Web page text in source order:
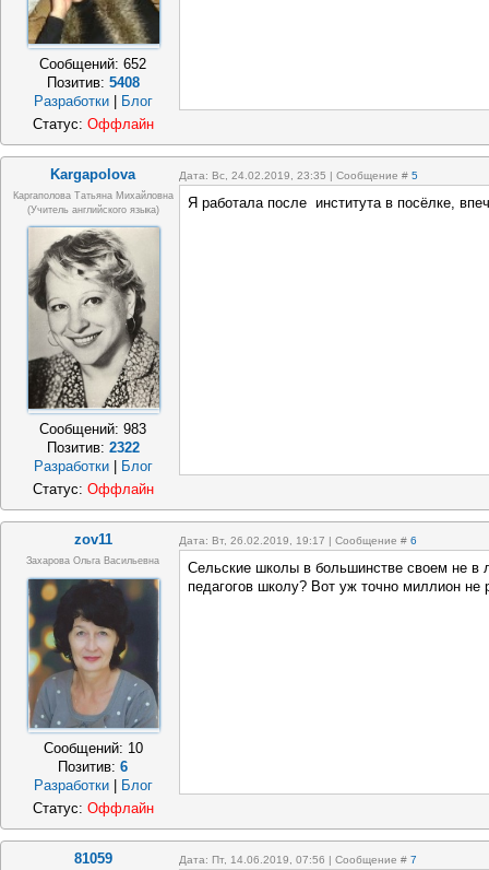
Сообщений:652
Позитив: 5408
Разработки
Блог
Статус: Оффлайн
Kargapolova Дата: Вс, 24.02.2019, 23:35 | Сообщение # 5
Каргаполова Татьяна Михайловна
(учитель английского языка)
Сообщений:983
Позитив: 2322
Разработки
Блог
Я работала после института в посёлке,
Статус: Оффлайн
zov11 Дата: Вт, 26.02.2019, 19:17 | Сообщение # 6
Захарова Ольга Васильевна
Сообщений: 10
Позитив:6
Разработки
Блог
Сельские школы в большинстве своем не в
педагогов школу? Вот уж точно миллион
Статус: Оффлайн
81059 Дата: Пт, 14.06.2019, 07:56 | Сообщение # 7